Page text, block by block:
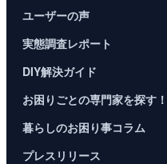
ユーザーの声
実態調査レポート
DIY解決ガイド
お困りごとの専門家を探す！
暮らしのお困り事コラム
プレスリリース